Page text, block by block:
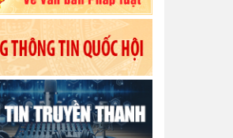
để thực hiện Dự án
Trụ sở làm...
về việc phân bổ kế
vốn đầu tư phát triển được
kéo dài thời gian sang năm
thực hiện và giải...
audio spot Tiếng Ê đê -
audio spot Tiếng Ê đê -
phẩm audio spot Tiếng Ê đê -